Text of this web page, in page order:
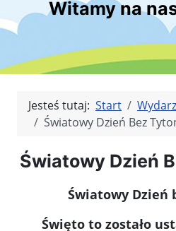
Witamy na
Jesteś tutaj: Start
Światowy Dzień Bez
Światowy Dzień
Światowy Dzień
Święto to zostało